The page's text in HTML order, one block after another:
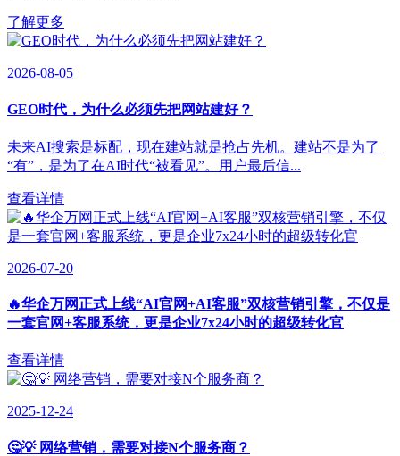
了解更多
2026-08-05
GEO时代，为什么必须先把网站建好？
未来AI搜索是标配，现在建站就是抢占先机。建站不是为了
“有”，是为了在AI时代“被看见”。用户最后信...
查看详情
2026-07-20
🔥华企万网正式上线“AI官网+AI客服”双核营销引擎，不仅是
一套官网+客服系统，更是企业7x24小时的超级转化官
查看详情
2025-12-24
🤔💡 网络营销，需要对接N个服务商？